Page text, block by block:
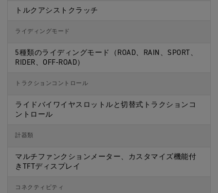
トルクアシストクラッチ
ライディングモード
5種類のライディングモード（ROAD、RAIN、SPORT、
RIDER、OFF-ROAD）
トラクションコントロール
ライドバイワイヤスロットルと切替式トラクションコ
ントロール
計器類
マルチファンクションメーター、カスタマイズ機能付
きTFTディスプレイ
コネクティビティ